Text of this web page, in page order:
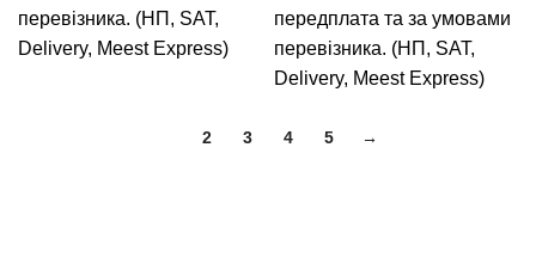
перевізника. (НП, SAT,
Delivery, Meest Express)
передплата та за умовами
перевізника. (НП, SAT,
Delivery, Meest Express)
2 3 4 5 →